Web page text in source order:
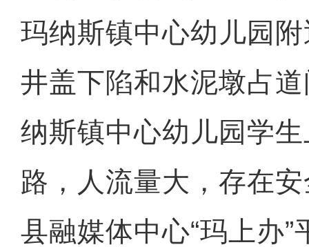
玛纳斯镇中心幼儿园
井盖下陷和水泥墩占
纳斯镇中心幼儿园学
路，人流量大，存在
县融媒体中心“玛上办